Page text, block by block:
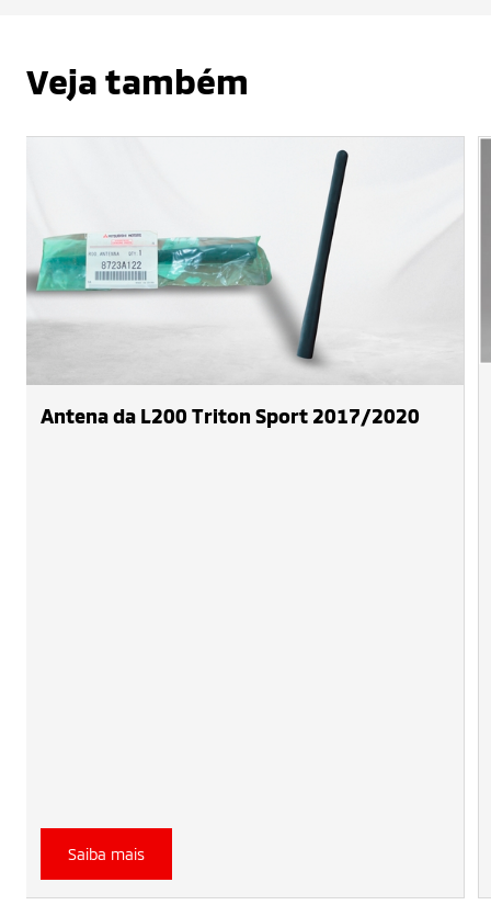
Veja também
Antena da L200 Triton Sport 2017/2020
Saiba mais